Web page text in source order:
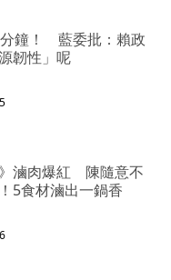
鐘！ 藍委批：賴政
韌性」呢
》滷肉爆紅 陳隨意不
5食材滷出一鍋香